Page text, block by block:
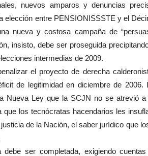
nuevos amparos y denuncias
elección entre PENSIONISSSTE y el
nueva y costosa campaña de
insisto, debe ser proseguida
intermedias de 2009.
el proyecto de derecha
de legitimidad en diciembre de
Nueva Ley que la SCJN no se atrevió
que los tecnócratas hacendarios les
de la Nación, el saber jurídico que
debe ser completada, exigiendo